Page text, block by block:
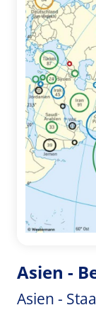
Asien -
Asien -